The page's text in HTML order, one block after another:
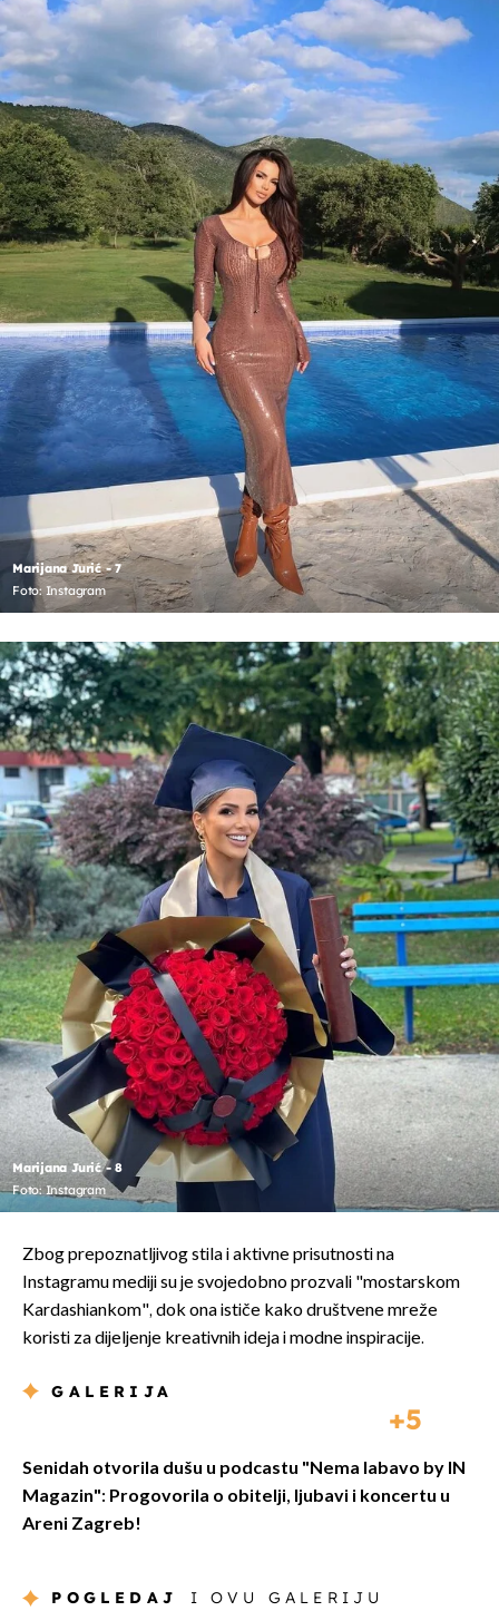
Marijana Jurić - 7
Foto: Instagram
Marijana Jurić - 8
Foto: Instagram
Zbog prepoznatljivog stila i aktivne prisutnosti na
Instagramu mediji su je svojedobno prozvali "mostarskom
Kardashiankom", dok ona ističe kako društvene mreže
koristi za dijeljenje kreativnih ideja i modne inspiracije.
GALERIJA
5
Senidah otvorila dušu u podcastu "Nema labavo by IN
Magazin": Progovorila o obitelji, ljubavi i koncertu u
Areni Zagreb!
POGLEDAJ I OVU GALERIJU